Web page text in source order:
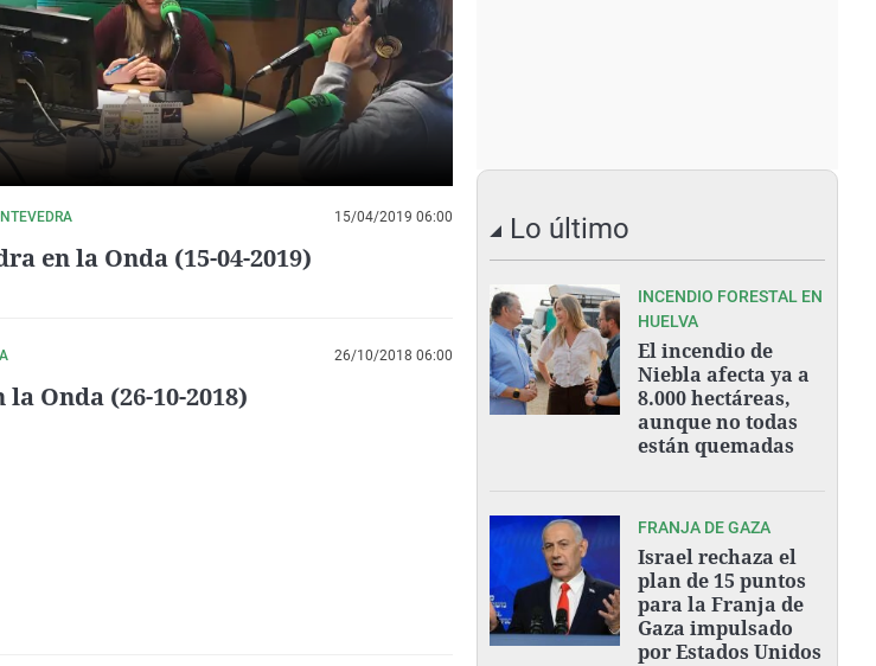
15/04/2019 06:00
en la Onda (15-04-2019)
26/10/2018 06:00
Onda (26-10-2018)
Lo último
INCENDIO FORESTAL EN
HUELVA
El incendio de
Niebla afecta ya a
8.000 hectáreas,
aunque no todas
están quemadas
FRANJA DE GAZA
Israel rechaza el
plan de 15 puntos
para la Franja de
Gaza impulsado
por Estados Unidos